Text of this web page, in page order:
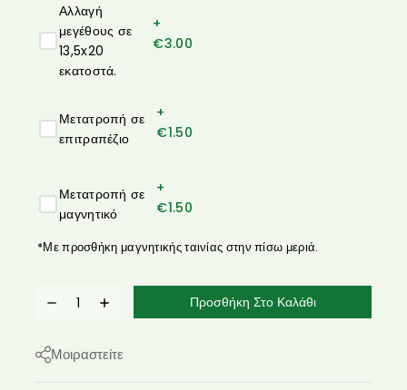
Αλλαγή
μεγέθους σε
13,5x20
εκατοστά.
+
€3.00
Μετατροπή σε
επιτραπέζιο
+
€1.50
Μετατροπή σε
μαγνητικό
+
€1.50
*Με προσθήκη μαγνητικής ταινίας στην πίσω μεριά.
Προσθήκη Στο Καλάθι
Μοιραστείτε